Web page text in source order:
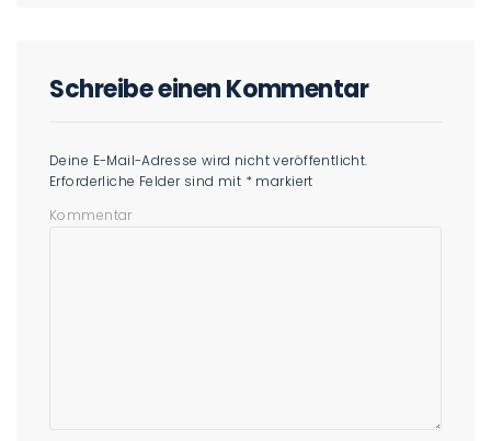
Schreibe einen Kommentar
Deine E-Mail-Adresse wird nicht veröffentlicht.
Erforderliche Felder sind mit * markiert
Kommentar